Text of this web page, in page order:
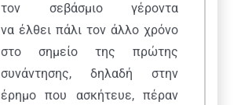
τον σεβάσμιο γέροντα
να έλθει πάλι τον άλλο χρόνο
στο σημείο της πρώτης
συνάντησης, δηλαδή στην
έρημο που ασκήτευε, πέραν